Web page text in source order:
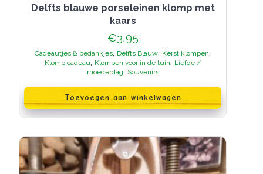
Delfts blauwe porseleinen klomp met
kaars
€3,95
Cadeautjes & bedankjes, Delfts Blauw, Kerst klompen,
Klomp cadeau, Klompen voor in de tuin, Liefde /
moederdag, Souvenirs
Toevoegen aan winkelwagen